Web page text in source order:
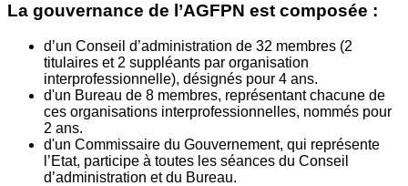
La gouvernance de l’AGFPN est composée :
d’un Conseil d’administration de 32 membres (2
titulaires et 2 suppléants par organisation
interprofessionnelle), désignés pour 4 ans.
d'un Bureau de 8 membres, représentant chacune de
ces organisations interprofessionnelles, nommés pour
2 ans.
d'un Commissaire du Gouvernement, qui représente
l’Etat, participe à toutes les séances du Conseil
d’administration et du Bureau.